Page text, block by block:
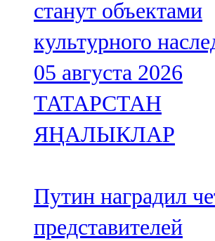
станут объектами
культурного
05 августа 2026
ТАТАРСТАН
ЯҢАЛЫКЛАР
Путин наградил
представителей